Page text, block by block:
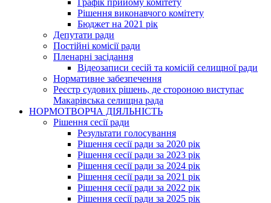
Графік прийому комітету
Рішення виконавчого комітету
Бюджет на 2021 рік
Депутати ради
Постійні комісії ради
Пленарні засідання
Відеозаписи сесій та комісій селищної ради
Нормативне забезпечення
Реєстр судових рішень, де стороною виступає
Макарівська селищна рада
НОРМОТВОРЧА ДІЯЛЬНІСТЬ
Рішення сесії ради
Результати голосування
Рішення сесії ради за 2020 рік
Рішення сесії ради за 2023 рік
Рішення сесії ради за 2024 рік
Рішення сесії ради за 2021 рік
Рішення сесії ради за 2022 рік
Рішення сесії ради за 2025 рік